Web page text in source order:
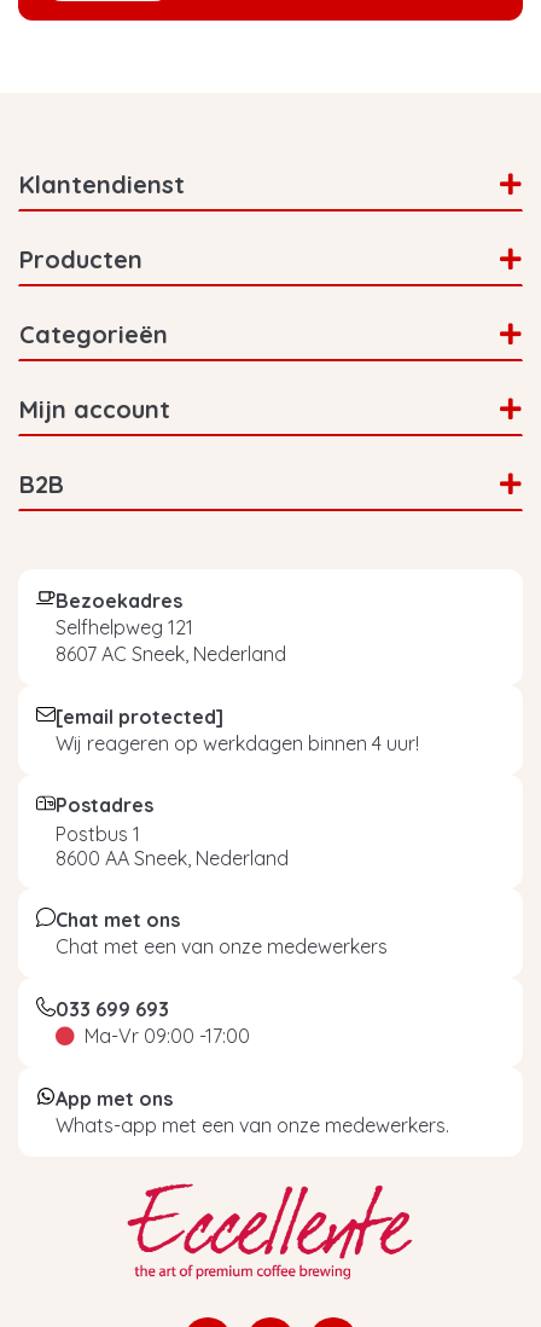
Klantendienst
Producten
Categorieën
Mijn account
B2B
Bezoekadres
Selfhelpweg 121
8607 AC Sneek, Nederland
[email protected]
Wij reageren op werkdagen binnen 4 uur!
Postadres
Postbus 1
8600 AA Sneek, Nederland
Chat met ons
Chat met een van onze medewerkers
033 699 693
Ma-Vr 09:00 -17:00
App met ons
Whats-app met een van onze medewerkers.